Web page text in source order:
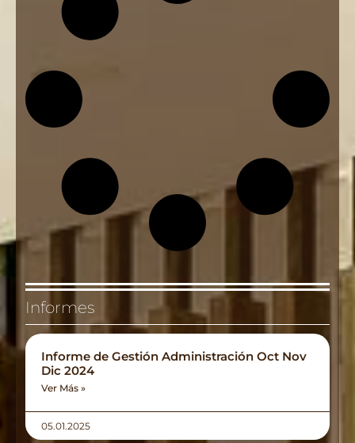
Informes
Informe de Gestión Administración Oct Nov
Dic 2024
Ver Más »
05.01.2025